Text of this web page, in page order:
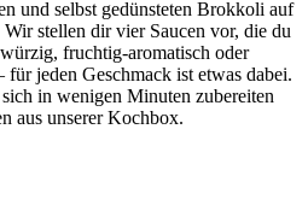
und selbst gedünsteten Brokkoli auf
stellen dir vier Saucen vor, die du
fruchtig-aromatisch oder
jeden Geschmack ist etwas dabei.
in wenigen Minuten zubereiten
aus unserer Kochbox.